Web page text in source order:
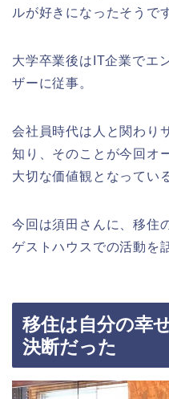
ルが好きになったそうで
大学卒業後はIT企業でエ
ザーに従事。
会社員時代は人と関わり
知り、そのことが今回オ
大切な価値観となってい
今回は須田さんに、移住
ゲストハウスでの活動を
移住は自分の幸
決断だった